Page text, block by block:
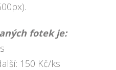
fotek je:
150 Kč/ks